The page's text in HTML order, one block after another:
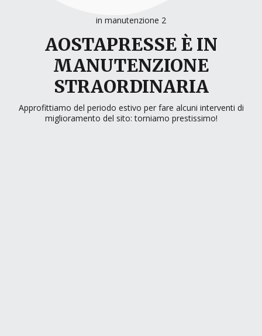
in manutenzione 2
AOSTAPRESSE È IN
MANUTENZIONE
STRAORDINARIA
Approfittiamo del periodo estivo per fare alcuni interventi di
miglioramento del sito: torniamo prestissimo!